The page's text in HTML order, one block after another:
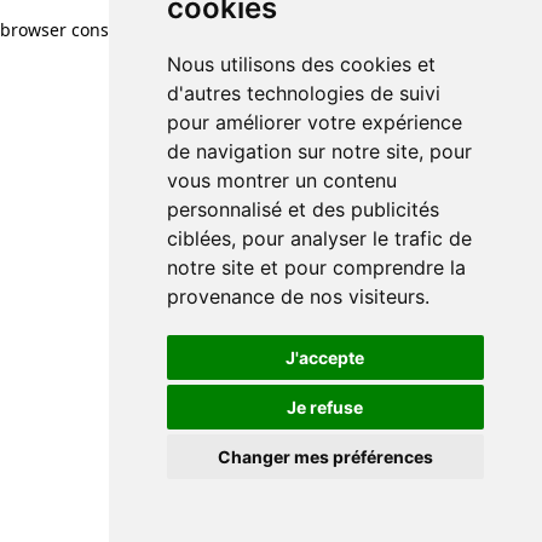
cookies
Nous utilisons des cookies et
d'autres technologies de suivi
pour améliorer votre expérience
de navigation sur notre site, pour
vous montrer un contenu
personnalisé et des publicités
ciblées, pour analyser le trafic de
notre site et pour comprendre la
provenance de nos visiteurs.
J'accepte
Je refuse
Changer mes préférences
browser console for more information)